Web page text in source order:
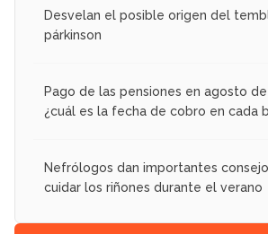
Desvelan el posible origen del
párkinson
Pago de las pensiones en agosto
¿cuál es la fecha de cobro en cada
Nefrólogos dan importantes
cuidar los riñones durante el verano